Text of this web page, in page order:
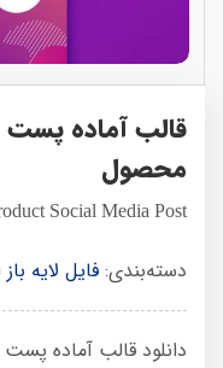
قالب آماده
محصول
Social Media Post
دسته‌بندی: فایل لایه
دانلود قالب آماده